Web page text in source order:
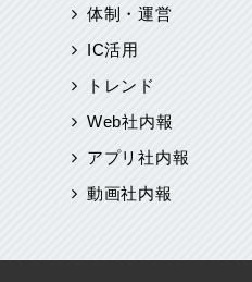
体制・運営
IC活用
トレンド
Web社内報
アプリ社内報
動画社内報